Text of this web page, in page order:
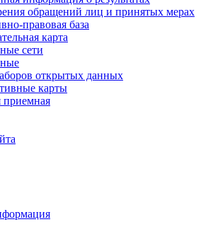
обращений лиц и принятых мерах
правовая база
карта
сети
открытых данных
карты
приемная